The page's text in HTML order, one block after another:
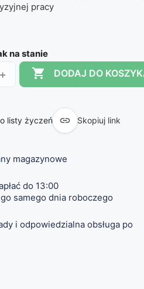
pracy
na stanie
+  DODAJ DO
listy życzeń  Skopiuj link
magazynowe
do 13:00
samego dnia roboczego
i odpowiedzialna obsługa po